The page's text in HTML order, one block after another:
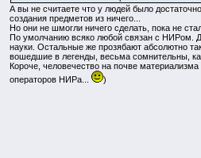
А вы не считаете что у людей было
создания предметов из ничего...
Но они не шмогли ничего сделать, пока не
По умолчанию всяко любой связан с НИРом.
науки. Остальные же прозябают абсолютно
вошедшие в легенды, весьма сомнительны,
Короче, человечество на почве
операторов НИРа...
)